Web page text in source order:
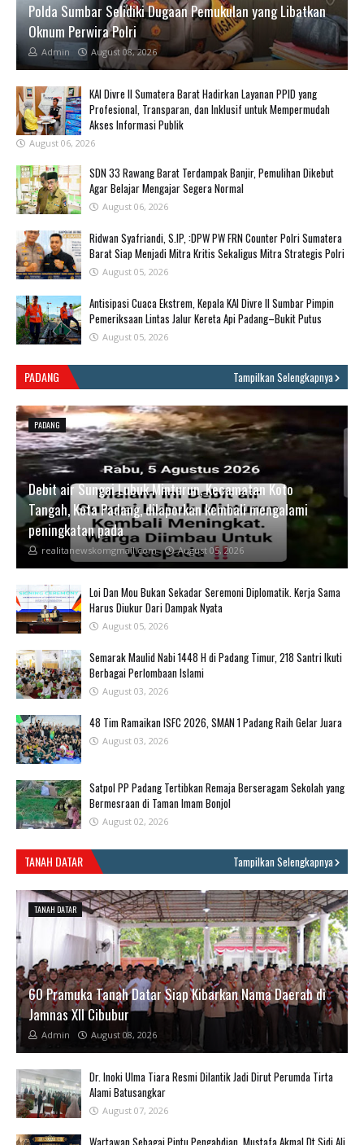
Polda Sumbar Selidiki Dugaan Pemukulan yang Libatkan
Oknum Perwira Polri
Admin August 08, 2026
KAI Divre II Sumatera Barat Hadirkan Layanan PPID yang
Profesional, Transparan, dan Inklusif untuk Mempermudah
Akses Informasi Publik
August 06, 2026
SDN 33 Rawang Barat Terdampak Banjir, Pemulihan Dikebut
Agar Belajar Mengajar Segera Normal
August 06, 2026
Ridwan Syafriandi, S.IP, :DPW PW FRN Counter Polri Sumatera
Barat Siap Menjadi Mitra Kritis Sekaligus Mitra Strategis Polri
August 05, 2026
Antisipasi Cuaca Ekstrem, Kepala KAI Divre II Sumbar Pimpin
Pemeriksaan Lintas Jalur Kereta Api Padang–Bukit Putus
August 05, 2026
PADANG Tampilkan Selengkapnya
PADANG
Debit air Sungai Lubuk Minturun, Kecamatan Koto
Tangah, Kota Padang, dilaporkan kembali mengalami
peningkatan pada
realitanewskomgmail.com August 05, 2026
Loi Dan Mou Bukan Sekadar Seremoni Diplomatik. Kerja Sama
Harus Diukur Dari Dampak Nyata
August 05, 2026
Semarak Maulid Nabi 1448 H di Padang Timur, 218 Santri Ikuti
Berbagai Perlombaan Islami
August 03, 2026
48 Tim Ramaikan ISFC 2026, SMAN 1 Padang Raih Gelar Juara
August 03, 2026
Satpol PP Padang Tertibkan Remaja Berseragam Sekolah yang
Bermesraan di Taman Imam Bonjol
August 02, 2026
TANAH DATAR Tampilkan Selengkapnya
TANAH DATAR
60 Pramuka Tanah Datar Siap Kibarkan Nama Daerah di
Jamnas XII Cibubur
Admin August 08, 2026
​Dr. Inoki Ulma Tiara Resmi Dilantik Jadi Dirut Perumda Tirta
Alami Batusangkar
August 07, 2026
Wartawan Sebagai Pintu Pengabdian, Mustafa Akmal Dt Sidi Ali